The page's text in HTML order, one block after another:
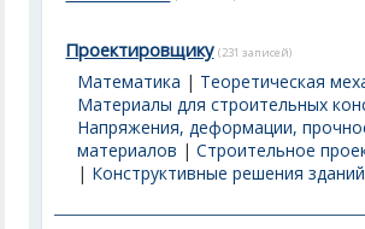
Проектировщику (231 записей)
Математика | Теоретическая
Материалы для строительных
Напряжения, деформации,
материалов |Строительное
| Конструктивные решения зданий